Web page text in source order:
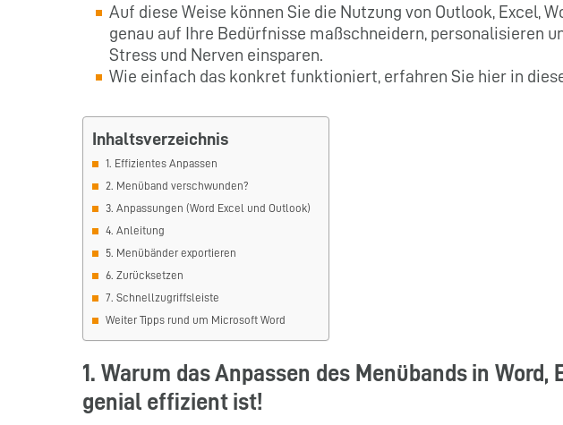
Auf diese Weise können Sie die Nutzung von Outlook, Excel,
genau auf Ihre Bedürfnisse maßschneidern, personalisieren
Stress und Nerven einsparen.
Wie einfach das konkret funktioniert, erfahren Sie hier in
Inhaltsverzeichnis
1. Effizientes Anpassen
2. Menüband verschwunden?
3. Anpassungen (Word Excel und Outlook)
4. Anleitung
5. Menübänder exportieren
6. Zurücksetzen
7. Schnellzugriffsleiste
Weiter Tipps rund um Microsoft Word
1. Warum das Anpassen des Menübands in Word,
genial effizient ist!